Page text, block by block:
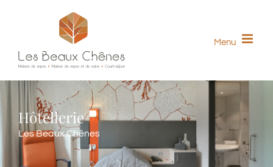
Menu
Hôtellerie
Les Beaux Chênes